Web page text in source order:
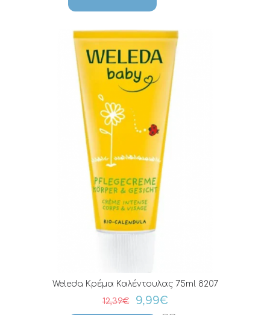
Weleda Κρέμα Καλέντουλας 75ml 8207
12,39€
9,99€